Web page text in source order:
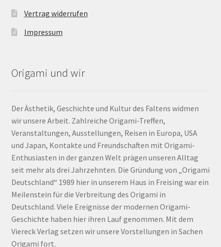
Vertrag widerrufen
Impressum
Origami und wir
Der Ästhetik, Geschichte und Kultur des Faltens widmen
wir unsere Arbeit. Zahlreiche Origami-Treffen,
Veranstaltungen, Ausstellungen, Reisen in Europa, USA
und Japan, Kontakte und Freundschaften mit Origami-
Enthusiasten in der ganzen Welt prägen unseren Alltag
seit mehr als drei Jahrzehnten. Die Gründung von „Origami
Deutschland“ 1989 hier in unserem Haus in Freising war ein
Meilenstein für die Verbreitung des Origami in
Deutschland. Viele Ereignisse der modernen Origami-
Geschichte haben hier ihren Lauf genommen. Mit dem
Viereck Verlag setzen wir unsere Vorstellungen in Sachen
Origami fort.